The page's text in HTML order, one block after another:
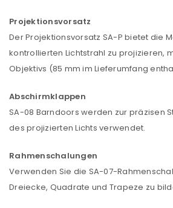
Projektionsvorsatz
Der Projektionsvorsatz SA-P bietet die
kontrollierten Lichtstrahl zu projizieren,
Objektivs (85 mm im Lieferumfang
Abschirmklappen
SA-08 Barndoors werden zur präzisen
des projizierten Lichts verwendet.
Rahmenschalungen
Verwenden Sie die SA-07-
Dreiecke, Quadrate und Trapeze zu